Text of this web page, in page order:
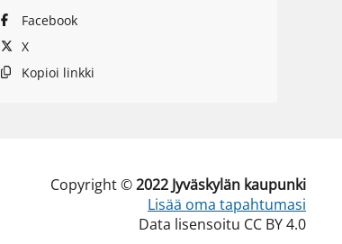
Facebook
X
Kopioi linkki
Copyright ©2022 Jyväskylän kaupunki
Lisää oma tapahtumasi
Data lisensoitu CC BY 4.0